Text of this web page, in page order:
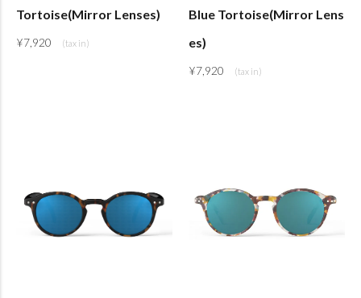
Tortoise(Mirror Lenses)
¥7,920
Blue Tortoise(Mirror Lens
es)
¥7,920